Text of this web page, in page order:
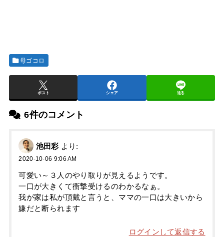
母ゴコロ
ポスト シェア 送る
6件のコメント
池田彩 より:
2020-10-06 9:06 AM
可愛い～３人のやり取りが見えるようです。
一口が大きくて衝撃受けるのわかるなぁ。
我が家は私が頂戴と言うと、ママの一口は大きいから
嫌だと断られます
ログインして返信する